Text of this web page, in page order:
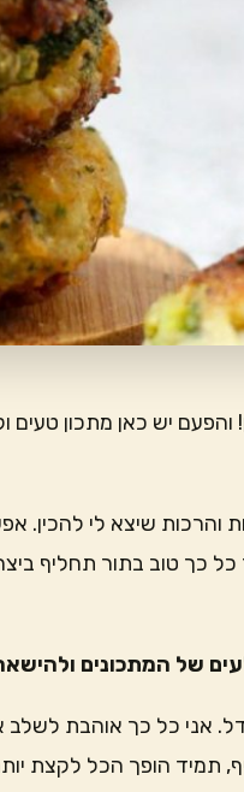
יש כאן מתכון טעים
והרכות שיצא לי
כך טוב בתור תחליף
של המתכונים
אני כל כך אוהבת לשלב
תמיד הופך הכל לקצת